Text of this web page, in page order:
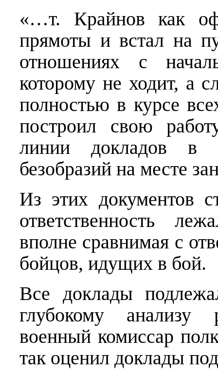
«…т. Крайнов как
прямоты и встал на
отношениях с
которому не ходит, а
полностью в курсе
построил свою
линии докладов
безобразий на месте
Из этих документов
ответственность
вполне сравнимая с
бойцов, идущих в бой.
Все доклады
глубокому анализу
военный комиссар
так оценил доклады